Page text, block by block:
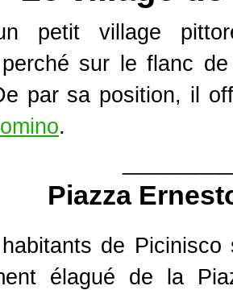
petit village
sur le flanc
par sa position, il
.
Piazza
de Picinisco
élagué de la